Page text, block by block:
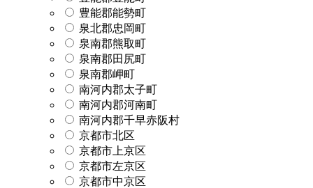
豊能郡能勢町
泉北郡忠岡町
泉南郡熊取町
泉南郡田尻町
泉南郡岬町
南河内郡太子町
南河内郡河南町
南河内郡千早赤阪村
京都市北区
京都市上京区
京都市左京区
京都市中京区